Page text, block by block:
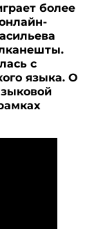
более
с
языка. О